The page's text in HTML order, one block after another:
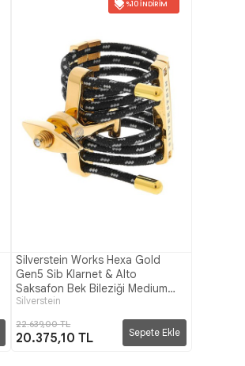
%10 İNDIRIM
Silverstein Works Hexa Gold
Gen5 Sib Klarnet & Alto
Saksafon Bek Bileziği Medium
(Size 7)
Silverstein
22.639,00 TL
20.375,10 TL Sepete Ekle